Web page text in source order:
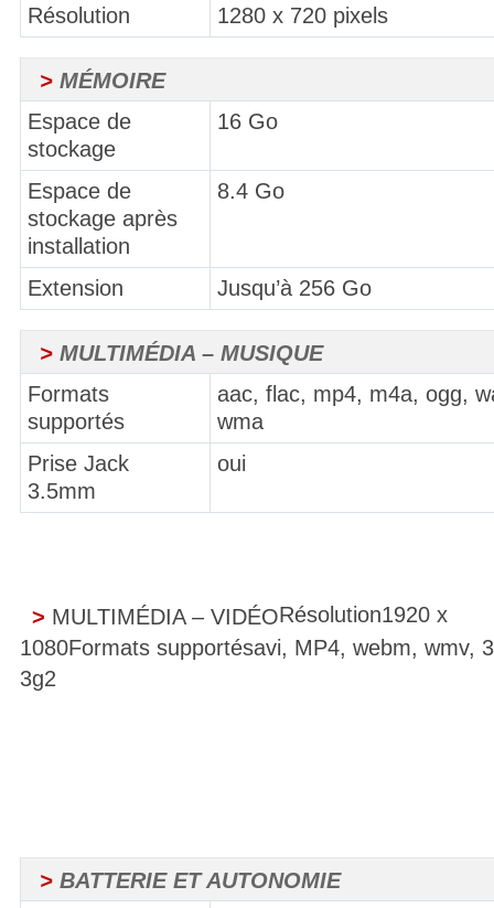
Résolution 1280 x 720 pixels
> MÉMOIRE
Espace de
stockage
16 Go
Espace de
stockage après
installation
8.4 Go
Extension Jusqu’à 256 Go
> MULTIMÉDIA – MUSIQUE
Formats
supportés
aac, flac, mp4, m4a, ogg,
wma
Prise Jack
3.5mm
oui
> MULTIMÉDIA – VIDÉORésolution1920 x
1080Formats supportésavi, MP4, webm, wmv,
3g2
> BATTERIE ET AUTONOMIE